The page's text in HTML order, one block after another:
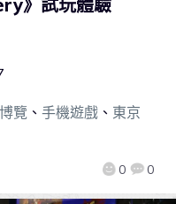
》試玩體驗
0 0
覽 、 手機遊戲、 東京